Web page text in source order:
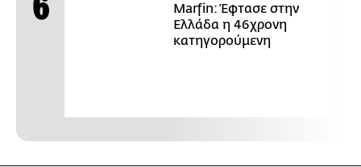
Marfin: Έφτασε στην
Ελλάδα η 46χρονη
κατηγορούμενη